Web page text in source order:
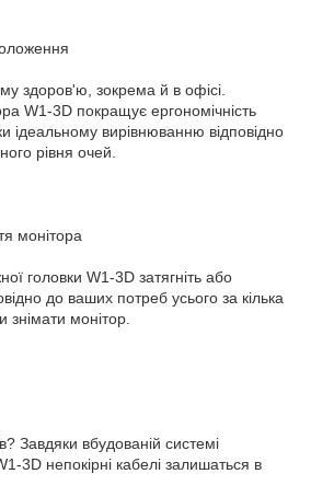
здоров'ю, зокрема й в офісі.
W1-3D покращує ергономічність
ідеальному вирівнюванню відповідно
рівня очей.
монітора
головки W1-3D затягніть або
до ваших потреб усього за кілька
монітор.
Завдяки вбудованій системі
3D непокірні кабелі залишаться в